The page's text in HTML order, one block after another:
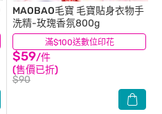
滿$100送數位印花
MAOBAO毛寶 毛寶貼身衣物手
洗精-玫瑰香氛800g
$59/件
(售價已折)
$90
(5)